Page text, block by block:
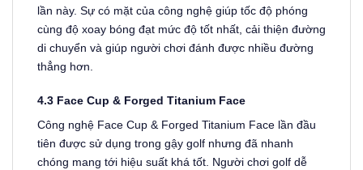
lần này. Sự có mặt của công nghệ giúp tốc độ phóng
cùng độ xoay bóng đạt mức độ tốt nhất, cải thiện đường
di chuyển và giúp người chơi đánh được nhiều đường
thẳng hơn.
4.3 Face Cup & Forged Titanium Face
Công nghệ Face Cup & Forged Titanium Face lần đầu
tiên được sử dụng trong gậy golf nhưng đã nhanh
chóng mang tới hiệu suất khá tốt. Người chơi golf dễ